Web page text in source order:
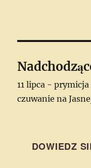
11 lipca -
czuwanie na
DOWIEDZ